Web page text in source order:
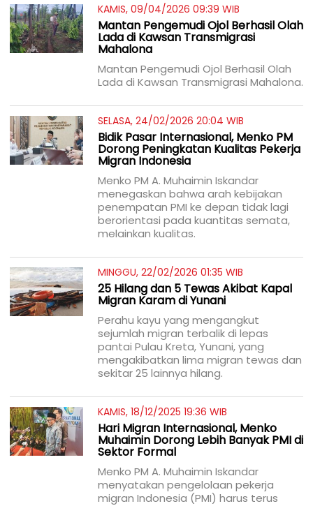
KAMIS, 09/04/2026 09:39 WIB
Mantan Pengemudi Ojol Berhasil Olah
Lada di Kawsan Transmigrasi
Mahalona
Mantan Pengemudi Ojol Berhasil Olah
Lada di Kawsan Transmigrasi Mahalona.
SELASA, 24/02/2026 20:04 WIB
Bidik Pasar Internasional, Menko PM
Dorong Peningkatan Kualitas Pekerja
Migran Indonesia
Menko PM A. Muhaimin Iskandar
menegaskan bahwa arah kebijakan
penempatan PMI ke depan tidak lagi
berorientasi pada kuantitas semata,
melainkan kualitas.
MINGGU, 22/02/2026 01:35 WIB
25 Hilang dan 5 Tewas Akibat Kapal
Migran Karam di Yunani
Perahu kayu yang mengangkut
sejumlah migran terbalik di lepas
pantai Pulau Kreta, Yunani, yang
mengakibatkan lima migran tewas dan
sekitar 25 lainnya hilang.
KAMIS, 18/12/2025 19:36 WIB
Hari Migran Internasional, Menko
Muhaimin Dorong Lebih Banyak PMI di
Sektor Formal
Menko PM A. Muhaimin Iskandar
menyatakan pengelolaan pekerja
migran Indonesia (PMI) harus terus